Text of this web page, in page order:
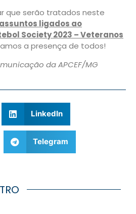
que serão tratados neste
ligados ao
Society 2023 – Veteranos
a presença de todos!
da APCEF/MG
LinkedIn
Telegram